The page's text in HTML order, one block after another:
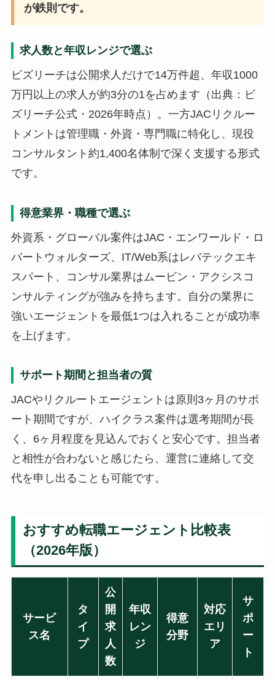
が鉄則です。
求人数と年収レンジで選ぶ
ビズリーチは公開求人だけで14万件超、年収1000
万円以上の求人が約3分の1を占めます（出典：ビ
ズリーチ公式・2026年時点）。一方JACリクルー
トメントは管理職・外資・専門職に特化し、現役
コンサルタント約1,400名体制で深く支援する形式
です。
得意業界・職種で選ぶ
外資系・グローバル案件はJAC・エンワールド・ロ
バートウォルターズ、IT/Web系はレバテックエキ
スパート、コンサル業界はムービン・アクシスコ
ンサルティングが強みを持ちます。自分の業界に
強いエージェントを最低1つは入れることが成功率
を上げます。
サポート期間と担当者の質
JACやリクルートエージェントは原則3ヶ月のサポ
ート期間ですが、ハイクラス案件は選考期間が長
く、6ヶ月程度を見込んでおくと安心です。担当者
と相性が合わないと感じたら、運営に連絡して交
代を申し出ることも可能です。
おすすめ転職エージェント比較表
（2026年版）
サービ
ス名
タ
イ
プ
公
開
求
人
数
年収
レン
ジ
得意
分野
対応
エリ
ア
サ
ポ
ー
ト